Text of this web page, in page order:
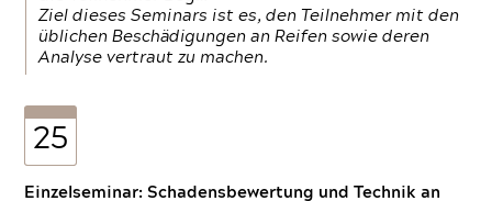
Ziel dieses Seminars ist es, den Teilnehmer mit den
üblichen Beschädigungen an Reifen sowie deren
Analyse vertraut zu machen.
25
Einzelseminar: Schadensbewertung und Technik an